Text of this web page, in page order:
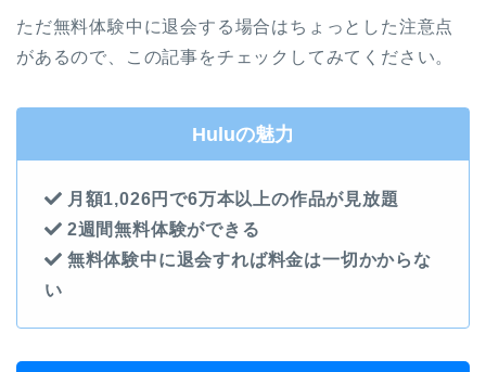
ただ無料体験中に退会する場合はちょっとした注意点
があるので、この記事をチェックしてみてください。
Huluの魅力
月額1,026円で6万本以上の作品が見放題
2週間無料体験ができる
無料体験中に退会すれば料金は一切かからな
い